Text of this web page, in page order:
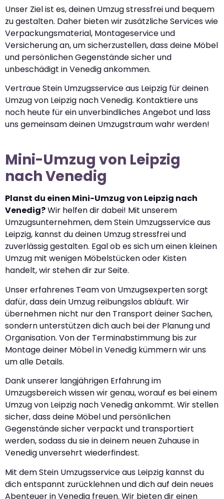
Unser Ziel ist es, deinen Umzug stressfrei und bequem
zu gestalten. Daher bieten wir zusätzliche Services wie
Verpackungsmaterial, Montageservice und
Versicherung an, um sicherzustellen, dass deine Möbel
und persönlichen Gegenstände sicher und
unbeschädigt in Venedig ankommen.
Vertraue Stein Umzugsservice aus Leipzig für deinen
Umzug von Leipzig nach Venedig. Kontaktiere uns
noch heute für ein unverbindliches Angebot und lass
uns gemeinsam deinen Umzugstraum wahr werden!
Mini-Umzug von Leipzig
nach Venedig
Planst du einen Mini-Umzug von Leipzig nach
Venedig?Wir helfen dir dabei! Mit unserem
Umzugsunternehmen, dem Stein Umzugsservice aus
Leipzig, kannst du deinen Umzug stressfrei und
zuverlässig gestalten. Egal ob es sich um einen kleinen
Umzug mit wenigen Möbelstücken oder Kisten
handelt, wir stehen dir zur Seite.
Unser erfahrenes Team von Umzugsexperten sorgt
dafür, dass dein Umzug reibungslos abläuft. Wir
übernehmen nicht nur den Transport deiner Sachen,
sondern unterstützen dich auch bei der Planung und
Organisation. Von der Terminabstimmung bis zur
Montage deiner Möbel in Venedig kümmern wir uns
um alle Details.
Dank unserer langjährigen Erfahrung im
Umzugsbereich wissen wir genau, worauf es bei einem
Umzug von Leipzig nach Venedig ankommt. Wir stellen
sicher, dass deine Möbel und persönlichen
Gegenstände sicher verpackt und transportiert
werden, sodass du sie in deinem neuen Zuhause in
Venedig unversehrt wiederfindest.
Mit dem Stein Umzugsservice aus Leipzig kannst du
dich entspannt zurücklehnen und dich auf dein neues
Abenteuer in Venedig freuen. Wir bieten dir einen